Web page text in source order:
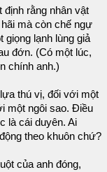
định rằng nhân vật
mà còn chế ngự
giọng lạnh lùng giả
đớn. (Có một lúc,
chính anh.)
thú vị, đối với một
một ngôi sao. Điều
là cái duyên. Ai
theo khuôn chứ?
của anh đóng,